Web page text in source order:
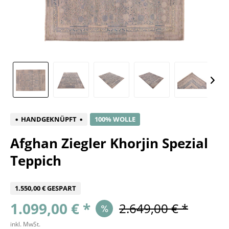
HANDGEKNÜPFT 100% WOLLE
Afghan Ziegler Khorjin Spezial
Teppich
1.550,00 € GESPART
1.099,00 € * 2.649,00 € *
inkl. MwSt.